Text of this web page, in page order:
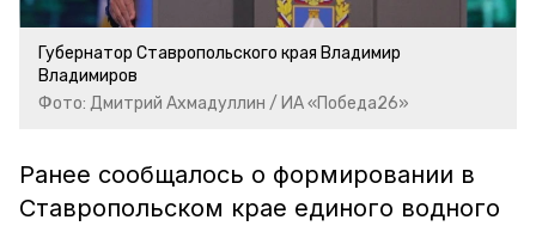
Губернатор Ставропольского края Владимир
Владимиров
Фото: Дмитрий Ахмадуллин / ИА «Победа26»
Ранее сообщалось о формировании в
Ставропольском крае единого водного